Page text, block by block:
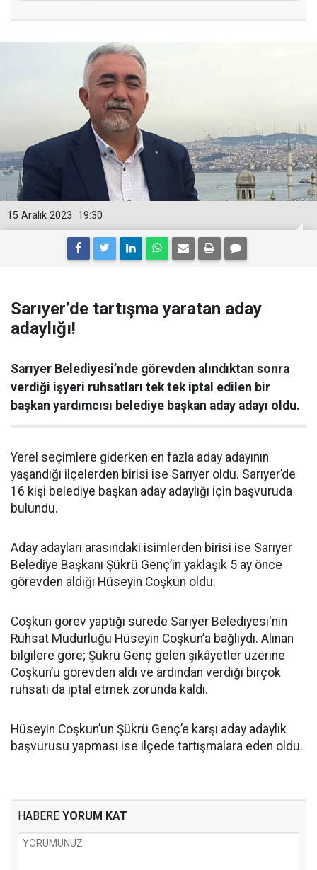
19:30
15 Aralık 2023
Sarıyer’de tartışma yaratan aday
adaylığı!
Sarıyer Belediyesi’nde görevden alındıktan sonra
verdiği işyeri ruhsatları tek tek iptal edilen bir
başkan yardımcısı belediye başkan aday adayı oldu.
Yerel seçimlere giderken en fazla aday adayının
yaşandığı ilçelerden birisi ise Sarıyer oldu. Sarıyer’de
16 kişi belediye başkan aday adaylığı için başvuruda
bulundu.
Aday adayları arasındaki isimlerden birisi ise Sarıyer
Belediye Başkanı Şükrü Genç’in yaklaşık 5 ay önce
görevden aldığı Hüseyin Coşkun oldu.
Coşkun görev yaptığı sürede Sarıyer Belediyesi'nin
Ruhsat Müdürlüğü Hüseyin Coşkun’a bağlıydı. Alınan
bilgilere göre; Şükrü Genç gelen şikâyetler üzerine
Coşkun’u görevden aldı ve ardından verdiği birçok
ruhsatı da iptal etmek zorunda kaldı.
Hüseyin Coşkun’un Şükrü Genç’e karşı aday adaylık
başvurusu yapması ise ilçede tartışmalara eden oldu.
HABERE YORUM KAT